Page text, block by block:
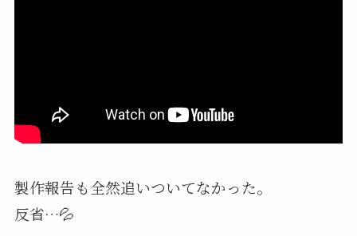
製作報告も全然追いついてなかった。
反省…💦